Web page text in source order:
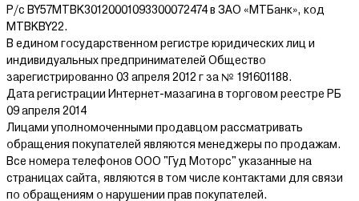
Р/с BY57MTBK30120001093300072474 в ЗАО «МТБанк», код
MTBKBY22.
В едином государственном регистре юридических лиц и
индивидуальных предпринимателей Общество
зарегистрированно 03 апреля 2012 г за № 191601188.
Дата регистрации Интернет-мазагина в торговом реестре РБ
09 апреля 2014
Лицами уполномоченными продавцом рассматривать
обращения покупателей являются менеджеры по продажам.
Все номера телефонов ООО "Гуд Моторс" указанные на
страницах сайта, являются в том числе контактами для связи
по обращениям о нарушении прав покупателей.